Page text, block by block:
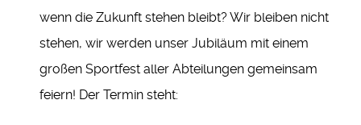
wenn die Zukunft stehen bleibt? Wir bleiben nicht
stehen, wir werden unser Jubiläum mit einem
großen Sportfest aller Abteilungen gemeinsam
feiern! Der Termin steht: